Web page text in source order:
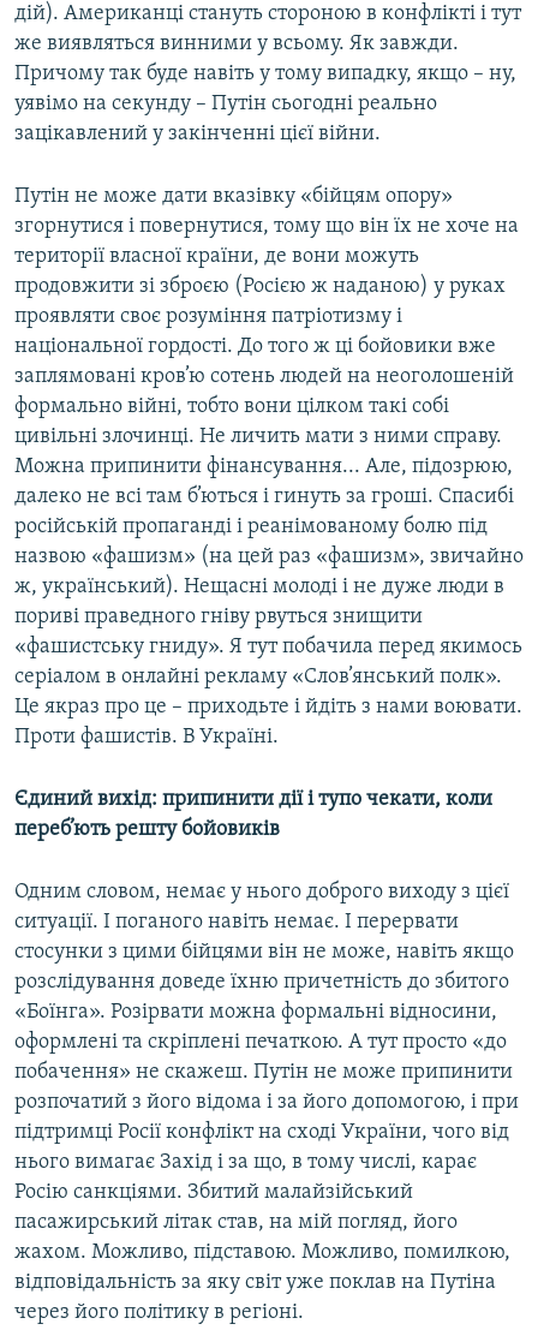
дій). Американці стануть стороною в конфлікті і тут
же виявляться винними у всьому. Як завжди.
Причому так буде навіть у тому випадку, якщо – ну,
уявімо на секунду – Путін сьогодні реально
зацікавлений у закінченні цієї війни.
Путін не може дати вказівку «бійцям опору»
згорнутися і повернутися, тому що він їх не хоче на
території власної країни, де вони можуть
продовжити зі зброєю (Росією ж наданою) у руках
проявляти своє розуміння патріотизму і
національної гордості. До того ж ці бойовики вже
заплямовані кров’ю сотень людей на неоголошеній
формально війні, тобто вони цілком такі собі
цивільні злочинці. Не личить мати з ними справу.
Можна припинити фінансування... Але, підозрюю,
далеко не всі там б’ються і гинуть за гроші. Спасибі
російській пропаганді і реанімованому болю під
назвою «фашизм» (на цей раз «фашизм», звичайно
ж, український). Нещасні молоді і не дуже люди в
пориві праведного гніву рвуться знищити
«фашистську гниду». Я тут побачила перед якимось
серіалом в онлайні рекламу «Слов’янський полк».
Це якраз про це – приходьте і йдіть з нами воювати.
Проти фашистів. В Україні.
Єдиний вихід: припинити дії і тупо чекати, коли
переб’ють решту бойовиків
Одним словом, немає у нього доброго виходу з цієї
ситуації. І поганого навіть немає. І перервати
стосунки з цими бійцями він не може, навіть якщо
розслідування доведе їхню причетність до збитого
«Боїнга». Розірвати можна формальні відносини,
оформлені та скріплені печаткою. А тут просто «до
побачення» не скажеш. Путін не може припинити
розпочатий з його відома і за його допомогою, і при
підтримці Росії конфлікт на сході України, чого від
нього вимагає Захід і за що, в тому числі, карає
Росію санкціями. Збитий малайзійський
пасажирський літак став, на мій погляд, його
жахом. Можливо, підставою. Можливо, помилкою,
відповідальність за яку світ уже поклав на Путіна
через його політику в регіоні.